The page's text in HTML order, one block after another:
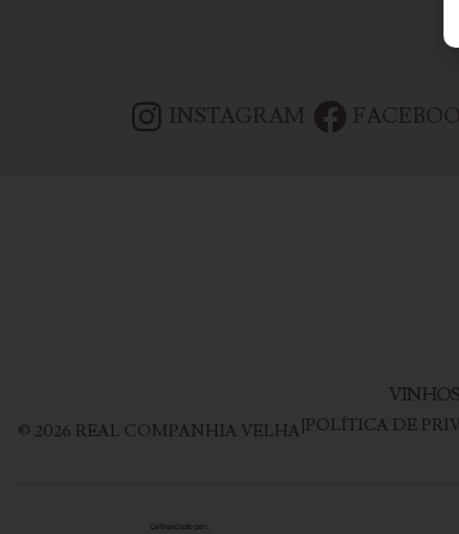
INSTAGRAM
VINHOS
© 2026 REAL COMPANHIA VELHA|POLÍTICA DE